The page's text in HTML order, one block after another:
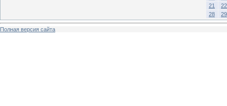
21
22
28
29
Полная версия сайта